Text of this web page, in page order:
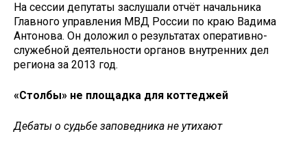
На сессии депутаты заслушали отчёт начальника
Главного управления МВД России по краю Вадима
Антонова. Он доложил о результатах оперативно-
служебной деятельности органов внутренних дел
региона за 2013 год.
«Столбы» не площадка для коттеджей
Дебаты о судьбе заповедника не утихают